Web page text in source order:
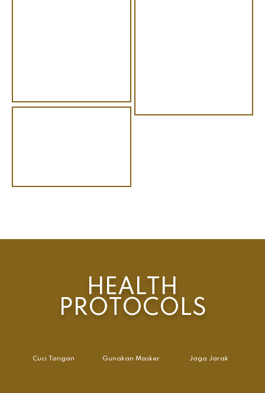
HEALTH
PROTOCOLS
Cuci Tangan Gunakan Masker Jaga Jarak